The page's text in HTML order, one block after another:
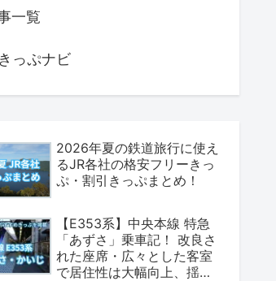
一覧
っぷナビ
2026年夏の鉄道旅行に使え
るJR各社の格安フリーきっ
ぷ・割引きっぷまとめ！
【E353系】中央本線 特急
「あずさ」乗車記！ 改良さ
れた座席・広々とした客室
で居住性は大幅向上、揺れ